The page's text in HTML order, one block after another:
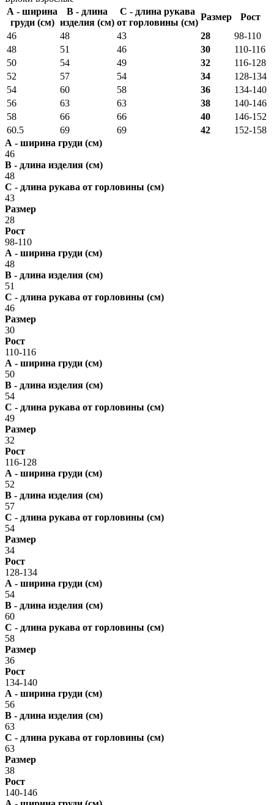
А - ширина
груди (см)
В - длина
изделия (см)
С - длина рукава
от горловины (см)
Размер
Рост
46
48 43 28
98-110
48
51 46 30
110-116
50
54 49 32
116-128
52
57 54 34
128-134
54
60 58 36
134-140
56
63 63 38
140-146
58
66 66 40
146-152
60.5
69 69 42
152-158
А - ширина груди (см)
46
В - длина изделия (см)
48
С - длина рукава от горловины (см)
43
Размер
28
Рост
98-110
А - ширина груди (см)
48
В - длина изделия (см)
51
С - длина рукава от горловины (см)
46
Размер
30
Рост
110-116
А - ширина груди (см)
50
В - длина изделия (см)
54
С - длина рукава от горловины (см)
49
Размер
32
Рост
116-128
А - ширина груди (см)
52
В - длина изделия (см)
57
С - длина рукава от горловины (см)
54
Размер
34
Рост
128-134
А - ширина груди (см)
54
В - длина изделия (см)
60
С - длина рукава от горловины (см)
58
Размер
36
Рост
134-140
А - ширина груди (см)
56
В - длина изделия (см)
63
С - длина рукава от горловины (см)
63
Размер
38
Рост
140-146